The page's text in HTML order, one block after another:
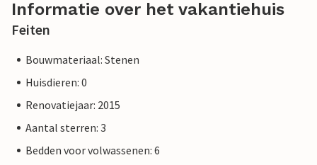
Informatie over het vakantiehuis
Feiten
Bouwmateriaal: Stenen
Huisdieren: 0
Renovatiejaar: 2015
Aantal sterren: 3
Bedden voor volwassenen: 6